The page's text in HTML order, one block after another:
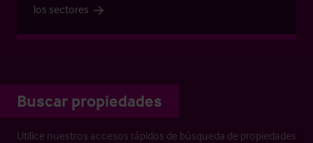
los sectores
Buscar propiedades
Utilice nuestros accesos rápidos de búsqueda de propiedades